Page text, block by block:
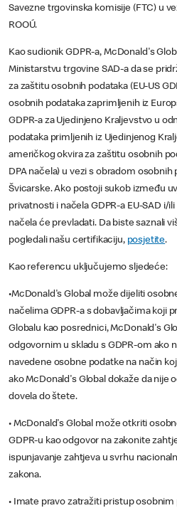
Savezne trgovinska komisije (FTC) u
ROOÚ.
Kao sudionik GDPR-a, McDonald's
Ministarstvu trgovine SAD-a da se
za zaštitu osobnih podataka (EU-US
osobnih podataka zaprimljenih iz
GDPR-a za Ujedinjeno Kraljevstvo u
podataka primljenih iz Ujedinjenog
američkog okvira za zaštitu osobnih
DPA načela) u vezi s obradom
Švicarske. Ako postoji sukob između
privatnosti i načela GDPR-a EU-SAD i/
načela će prevladati. Da biste saznali
pogledali našu certifikaciju, posjetite.
Kao referencu uključujemo sljedeće:
•McDonald's Global može dijeliti
načelima GDPR-a s dobavljačima koji
Globalu kao posrednici, McDonald's
odgovornim u skladu s GDPR-om ako
navedene osobne podatke na način
ako McDonald's Global dokaže da nije
dovela do štete.
• McDonald's Global može otkriti
GDPR-u kao odgovor na zakonite
ispunjavanje zahtjeva u svrhu
zakona.
• Imate pravo zatražiti pristup